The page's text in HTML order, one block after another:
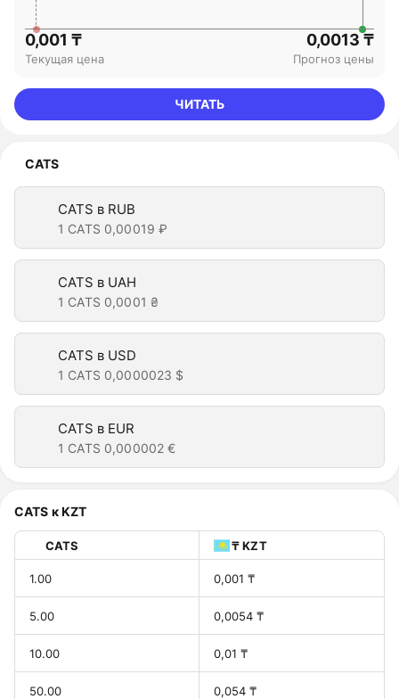
0,001 ₸
Текущая цена
0,0013 ₸
Прогноз цены
ЧИТАТЬ
CATS
CATS в RUB
1 CATS 0,00019 ₽
CATS в UAH
1 CATS 0,0001 ₴
CATS в USD
1 CATS 0,0000023 $
CATS в EUR
1 CATS 0,000002 €
CATS к KZT
CATS ₸ KZT
1.00 0,001 ₸
5.00 0,0054 ₸
10.00 0,01 ₸
50.00 0,054 ₸